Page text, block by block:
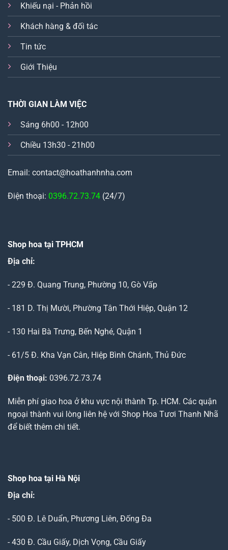
Khiếu nại - Phản hồi
Khách hàng & đối tác
Tin tức
Giới Thiệu
THỜI GIAN LÀM VIỆC
Sáng 6h00 - 12h00
Chiều 13h30 - 21h00
Email: contact@hoathanhnha.com
Điện thoại: 0396.72.73.74 (24/7)
Shop hoa tại TPHCM
Địa chỉ:
- 229 Đ. Quang Trung, Phường 10, Gò Vấp
- 181 D. Thị Mười, Phường Tân Thới Hiệp, Quận 12
- 130 Hai Bà Trưng, Bến Nghé, Quận 1
- 61/5 Đ. Kha Vạn Cân, Hiệp Bình Chánh, Thủ Đức
Điện thoại: 0396.72.73.74
Miễn phí giao hoa ở khu vực nội thành Tp. HCM. Các quận
ngoại thành vui lòng liên hệ với Shop Hoa Tươi Thanh Nhã
để biết thêm chi tiết.
Shop hoa tại Hà Nội
Địa chỉ:
- 500 Đ. Lê Duẩn, Phương Liên, Đống Đa
- 430 Đ. Cầu Giấy, Dịch Vọng, Cầu Giấy